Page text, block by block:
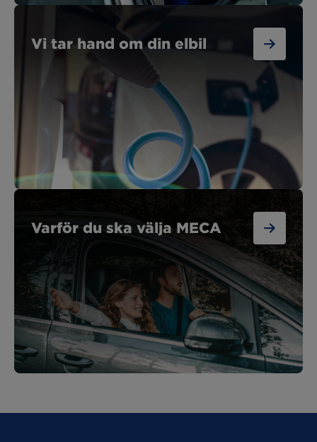
Vi tar hand om din elbil
Varför du ska välja MECA